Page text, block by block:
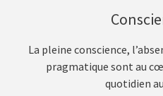
La pleine conscience,
pragmatique sont au
quotidien